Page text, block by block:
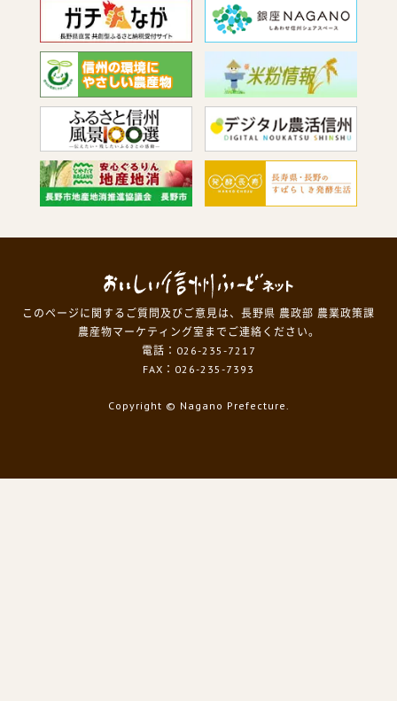
このページに関するご質問及びご意見は、長野県 農政部 農業政策課
農産物マーケティング室までご連絡ください。
電話：026-235-7217
FAX：026-235-7393
Copyright © Nagano Prefecture.